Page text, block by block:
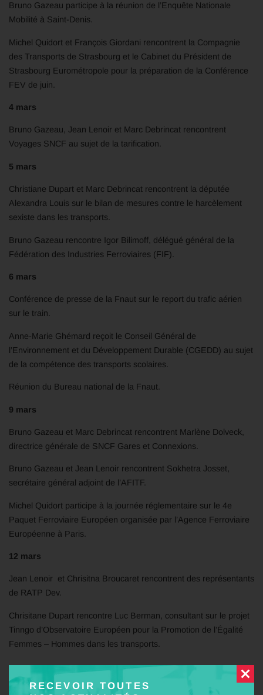
RECEVOIR TOUTES
Bruno Gazeau participe à la réunion de l’Enquête Nationale
Mobilité à Saint-Denis.
Michel Quidort et François Giordani rencontrent la Compagnie
des Transports de Strasbourg et le Cabinet du Président de
Strasbourg Eurométropole pour la préparation de la Conférence
FEV de juin.
4 mars
Bruno Gazeau, Jean Lenoir et Marc Debrincat rencontrent
Voyages SNCF au sujet de la tarification.
5 mars
Christiane Dupart et Marc Debrincat rencontrent la députée
Alexandra Louis sur le bilan de mesures contre le harcèlement
sexiste dans les transports.
Bruno Gazeau rencontre Igor Bilimoff, délégué général de la
Fédération des Industries Ferroviaires (FIF).
6 mars
Conférence de presse de la Fnaut sur le report du trafic aérien
sur le train.
Anne-Marie Ghémard reçoit le Conseil Général de
l’Environnement et du Développement Durable (CGEDD) au sujet
de la compétence des transports scolaires.
Réunion du Bureau national de la Fnaut.
9 mars
Bruno Gazeau et Marc Debrincat rencontrent Marlène Dolveck,
directrice générale de SNCF Gares et Connexions.
Bruno Gazeau et Jean Lenoir rencontrent Sokhetra Josset,
secrétaire général adjoint de l’AFITF.
Michel Quidort participe à la journée réglementaire sur le 4e
Paquet Ferroviaire Européen organisée par l’Agence Ferroviaire
Européenne à Paris.
12 mars
Jean Lenoir et Chrisitna Broucaret rencontrent des représentants
de RATP Dev.
Chrisitane Dupart rencontre Luc Berman, consultant sur le projet
Tinngo d’Observatoire Européen pour la Promotion de l’Égalité
Femmes – Hommes dans les transports.
13-14 mars